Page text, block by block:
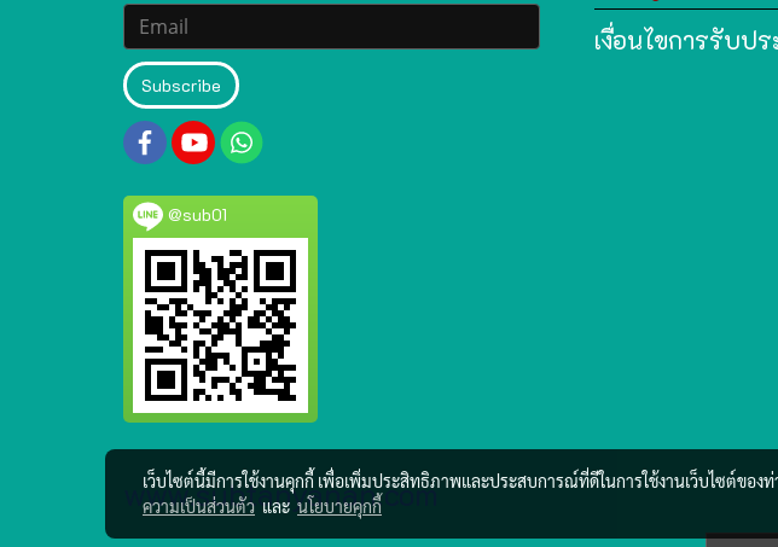
Subscribe
@sub01
เงื่อนไขการรับป
www.subtanyanan.com
เว็บไซต์นี้มีการใช้งานคุกกี้ เพื่อเพิ่มประสิทธิภาพและประสบการณ์ที่ดีในการใช้งานเว็บไซต์ของ
ความเป็นส่วนตัว และ นโยบายคุกกี้